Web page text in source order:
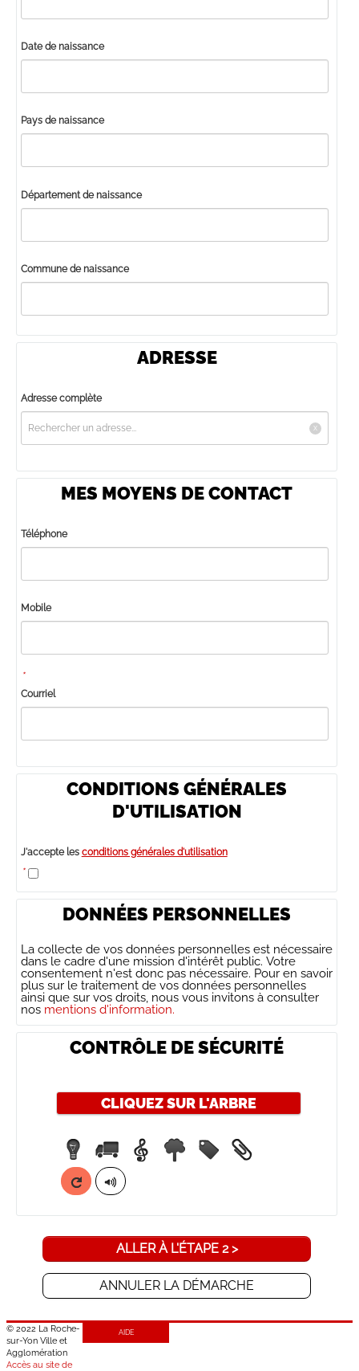
Date de naissance
Pays de naissance
Département de naissance
Commune de naissance
ADRESSE
Adresse complète
MES MOYENS DE CONTACT
Téléphone
Mobile
*
Courriel
CONDITIONS GÉNÉRALES
D'UTILISATION
J'accepte les conditions générales d'utilisation
*
DONNÉES PERSONNELLES
La collecte de vos données personnelles est nécessaire
dans le cadre d'une mission d'intérêt public. Votre
consentement n'est donc pas nécessaire. Pour en savoir
plus sur le traitement de vos données personnelles
ainsi que sur vos droits, nous vous invitons à consulter
nos mentions d'information.
CONTRÔLE DE SÉCURITÉ
CLIQUEZ SUR L'ARBRE
ALLER À L'ÉTAPE 2 >
ANNULER LA DÉMARCHE
© 2022 La Roche-
sur-Yon Ville et
Agglomération
Accès au site de
AIDE